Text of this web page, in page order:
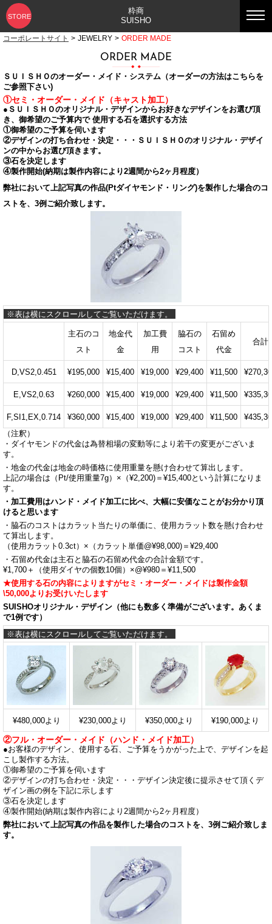
STORE
粋商
SUISHO
コーポレートサイト > JEWELRY > ORDER MADE
ORDER MADE
ＳＵＩＳＨＯのオーダー・メイド・システム（オーダーの方法はこちらを
ご参照下さい)
①セミ・オーダー・メイド（キャスト加工）
●ＳＵＩＳＨＯのオリジナル・デザインからお好きなデザインをお選び頂
き、御希望のご予算内で 使用する石を選択する方法
①御希望のご予算を伺います
②デザインの打ち合わせ・決定・・・ＳＵＩＳＨＯのオリジナル・デザイ
ンの中からお選び頂きます。
③石を決定します
④製作開始(納期は製作内容により2週間から2ヶ月程度）
弊社において上記写真の作品(Ptダイヤモンド・リング)を製作した場合のコ
ストを、3例ご紹介致します。
主石のコ
スト
地金代
金
加工費
用
脇石の
コスト
石留め
代金
合計
D,VS2,0.451 ¥195,000 ¥15,400 ¥19,000 ¥29,400 ¥11,500
E,VS2,0.63 ¥260,000 ¥15,400 ¥19,000 ¥29,400 ¥11,500
F,SI1,EX,0.714 ¥360,000 ¥15,400 ¥19,000 ¥29,400 ¥11,500
（注釈）
・ダイヤモンドの代金は為替相場の変動等により若干の変更がございま
す。
・地金の代金は地金の時価格に使用重量を懸け合わせて算出します。
上記の場合は（Pt/使用重量7g）×（¥2,200)＝¥15,400という計算になりま
す。
・加工費用はハンド・メイド加工に比べ、大幅に安価なことがお分かり頂
けると思います
・脇石のコストはカラット当たりの単価に、使用カラット数を懸け合わせ
て算出します。
（使用カラット0.3ct）×（カラット単価@¥98,000)＝¥29,400
・石留め代金は主石と脇石の石留め代金の合計金額です。
¥1,700＋（使用ダイヤの個数10個）×@¥980＝¥11,500
★使用する石の内容によりますがセミ・オーダー・メイドは製作金額
\50,000よりお受けいたします
SUISHOオリジナル・デザイン（他にも数多く準備がございます。あくま
で1例です）
¥480,000より ¥230,000より ¥350,000より ¥190,000より
②フル・オーダー・メイド（ハンド・メイド加工）
●お客様のデザイン、使用する石、ご予算をうかがった上で、デザインを起
こし製作する方法。
①御希望のご予算を伺います
②デザインの打ち合わせ・決定・・・デザイン決定後に提示させて頂くデ
ザイン画の例を下記に示します
③石を決定します
④製作開始(納期は製作内容により2週間から2ヶ月程度）
弊社において上記写真の作品を製作した場合のコストを、3例ご紹介致しま
す。